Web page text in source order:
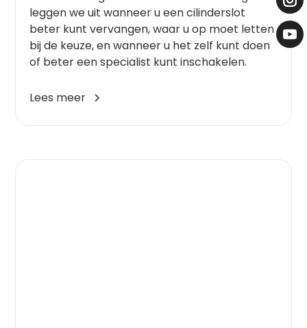
leggen we uit wanneer u een cilinderslot
beter kunt vervangen, waar u op moet letten
bij de keuze, en wanneer u het zelf kunt doen
of beter een specialist kunt inschakelen.
Lees meer